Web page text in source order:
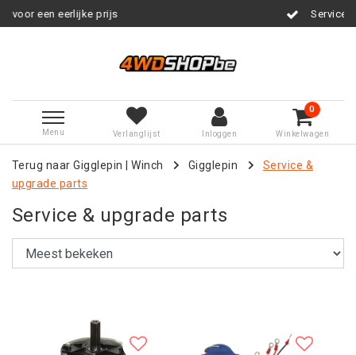
Service na verkoop
Menu Verlanglijst Inloggen
0
Winkelwagen
Terug naar Gigglepin |Winch Gigglepin
Service &
upgrade parts
Service & upgrade parts